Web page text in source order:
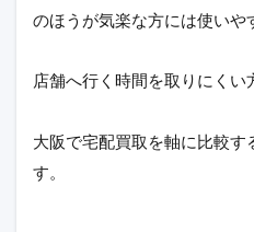
のほうが気楽な方には使いや
店舗へ行く時間を取りにくい
大阪で宅配買取を軸に比較
す。